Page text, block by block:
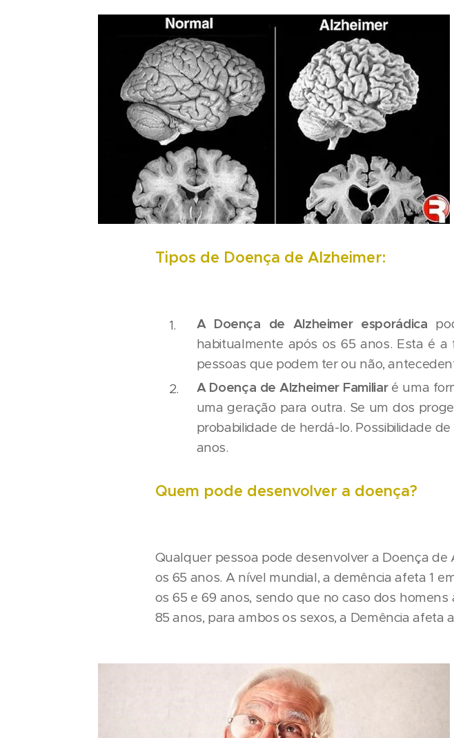
Tipos de Doença de Alzheimer:
A Doença de Alzheimer esporádica
habitualmente após os 65 anos. Esta é
pessoas que podem ter ou não,
A Doença de Alzheimer Familiaré uma
uma geração para outra. Se um dos
probabilidade de herdá-lo. Possibilidade
anos.
Quem pode desenvolver a doença?
Qualquer pessoa pode desenvolver a Doença
os 65 anos. A nível mundial, a demência afeta 1
os 65 e 69 anos, sendo que no caso dos
85 anos, para ambos os sexos, a Demência afeta